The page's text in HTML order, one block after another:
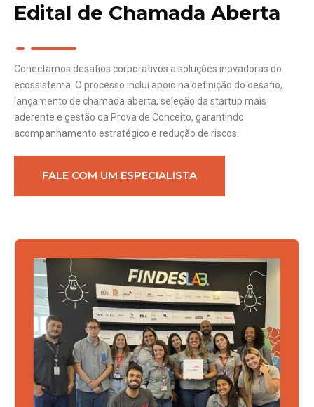
Edital de Chamada Aberta
Conectamos desafios corporativos a soluções inovadoras do
ecossistema. O processo inclui apoio na definição do desafio,
lançamento de chamada aberta, seleção da startup mais
aderente e gestão da Prova de Conceito, garantindo
acompanhamento estratégico e redução de riscos.
FALE COM UM ESPECIALISTA